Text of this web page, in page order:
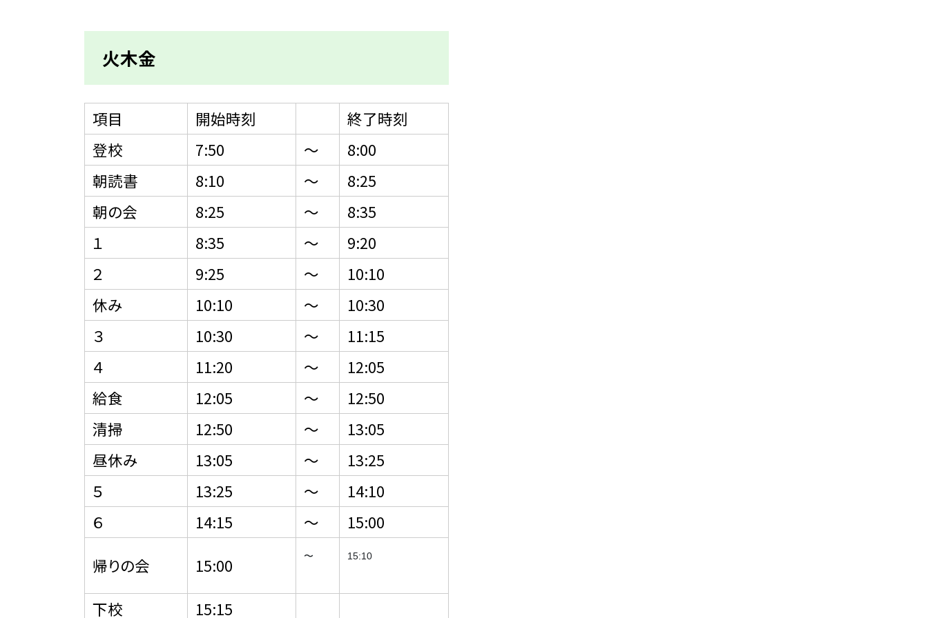
火木金
項目 開始時刻
終了時刻
登校
7:50 〜
8:00
朝読書
8:10 〜
8:25
朝の会
8:25 〜
8:35
１
8:35 〜
9:20
２
9:25 〜
10:10
休み
10:10 〜
10:30
３
10:30 〜
11:15
４
11:20 〜
12:05
給食
12:05 〜
12:50
清掃
12:50 〜
13:05
昼休み
13:05 〜
13:25
５
13:25 〜
14:10
６
14:15 〜 15:00
帰りの会 15:00 〜 15:10
下校 15:15